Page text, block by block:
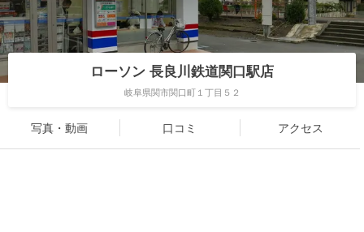
ローソン 長良川鉄道関口駅店
岐阜県関市関口町１丁目５２
写真・動画 口コミ アクセス